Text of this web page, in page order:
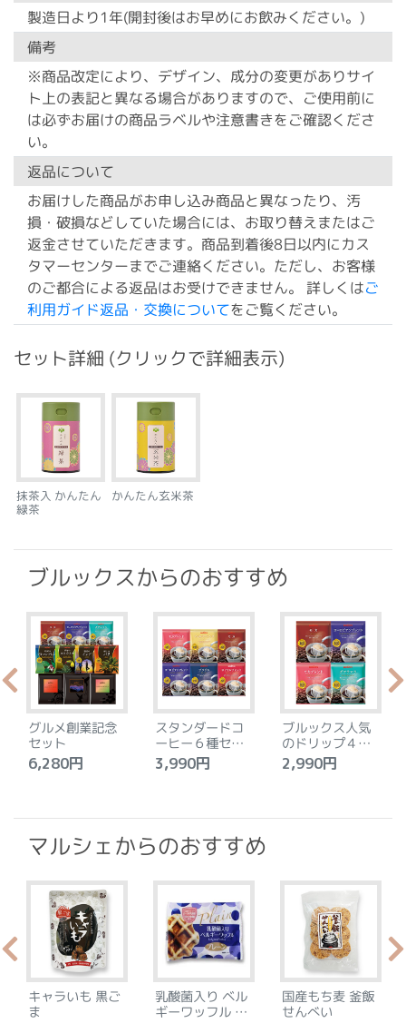
製造日より1年(開封後はお早めにお飲みください。)
備考
※商品改定により、デザイン、成分の変更がありサイ
ト上の表記と異なる場合がありますので、ご使用前に
は必ずお届けの商品ラベルや注意書きをご確認くださ
い。
返品について
お届けした商品がお申し込み商品と異なったり、汚
損・破損などしていた場合には、お取り替えまたはご
返金させていただきます。商品到着後8日以内にカス
タマーセンターまでご連絡ください。ただし、お客様
のご都合による返品はお受けできません。 詳しくはご
利用ガイド返品・交換についてをご覧ください。
セット詳細 (クリックで詳細表示)
抹茶入 かんたん
緑茶
かんたん玄米茶
ブルックスからのおすすめ
グルメ創業記念
セット
6,280円
スタンダードコ
ーヒー６種セッ
ト
3,990円
ブルックス人気
のドリップ４種
セット
2,990円
マルシェからのおすすめ
キャラいも 黒ご
ま
乳酸菌入り ベル
ギーワッフル プ
国産もち麦 釜飯
せんべい